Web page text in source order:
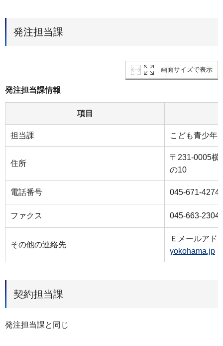
発注担当課
画面サイズで表示
発注担当課情報
項目
担当課 こども青少年
住所
〒231-0005横
の10
電話番号 045-671-4274
ファクス 045-663-2304
その他の連絡先
Ｅメールアド
yokohama.jp
契約担当課
発注担当課と同じ